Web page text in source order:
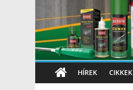
HÍREK CIKKEK